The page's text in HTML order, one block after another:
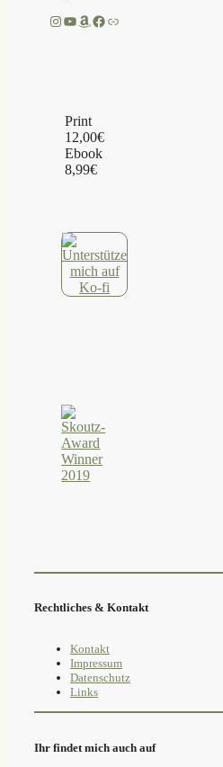
Instagram
YouTube
Amazon
Facebook
Link
Print
12,00€
Ebook
8,99€
Rechtliches & Kontakt
Kontakt
Impressum
Datenschutz
Links
Ihr findet mich auch auf